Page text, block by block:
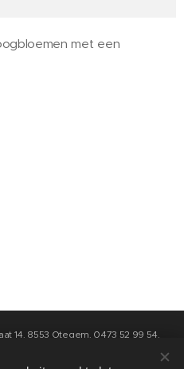
met een
14, 8553 Otegem, 0473 52 99 54,
"contact" op deze website